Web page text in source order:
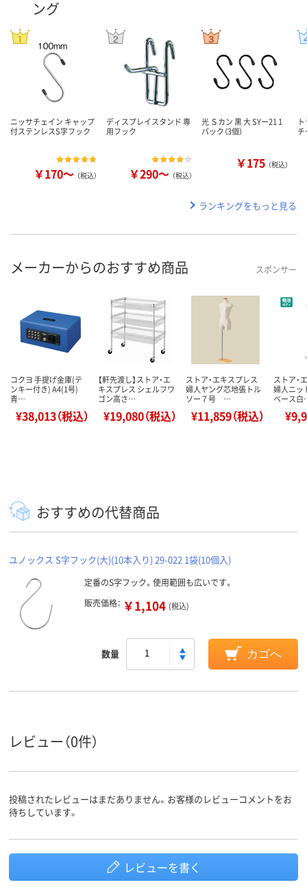
ング
ニッサチェイン キャップ
付ステンレスS字フック
￥170～ （税込）
ディスプレイスタンド 専
用フック
￥290～ （税込）
光 Ｓカン 黒 大 SYー21 1
パック（3個）
￥175 （税込）
ランキングをもっと見る
メーカーからのおすすめ商品 スポンサー
コクヨ 手提げ金庫(テ
ンキー付き) A4(1号)
青…
¥38,013（税込）
【軒先渡し】ストア・エ
キスプレス シェルフワ
ゴン高さ…
¥19,080（税込）
ストア・エキスプレス
婦人ヤング芯地張トル
ソー７号 …
¥11,859（税込）
ストア・
婦人ニッ
ベース
おすすめの代替商品
ユノックス S字フック(大)(10本入り) 29-022 1袋(10個入)
定番のS字フック。使用範囲も広いです。
販売価格： ￥1,104 (税込)
数量 カゴへ
レビュー（0件）
投稿されたレビューはまだありません。お客様のレビューコメントをお
待ちしています。
レビューを書く